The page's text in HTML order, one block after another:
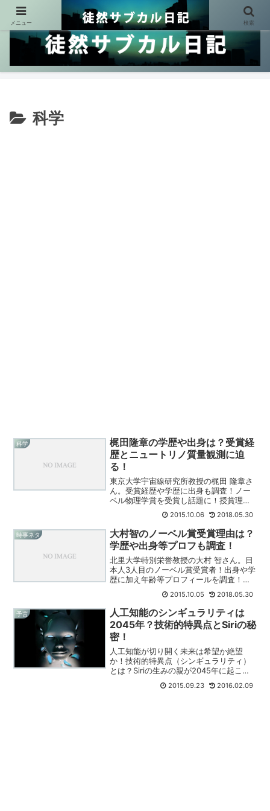
科学
科学
梶田隆章の学歴や出身は？受賞経
歴とニュートリノ質量観測に迫
る！
東京大学宇宙線研究所教授の梶田 隆章さ
ん。受賞経歴や学歴に出身も調査！ノー
ベル物理学賞を受賞し話題に！授賞理由
はニュートリノの質量観測？
2015.10.06 2018.05.30
時事ネタ
大村智のノーベル賞受賞理由は？
学歴や出身等プロフも調査！
北里大学特別栄誉教授の大村 智さん。日
本人3人目のノーベル賞受賞者！出身や学
歴に加え年齢等プロフィールを調査！受
2015.10.05 2018.05.30
予言
人工知能のシンギュラリティは
2045年？技術的特異点とSiriの秘
密！
人工知能が切り開く未来は希望か絶望
か！技術的特異点（シンギュラリティ）
とは？Siriの生みの親が2045年に起こる
と予言！今話題の都市伝説について真相
2015.09.23 2016.02.09
メニュー 検索